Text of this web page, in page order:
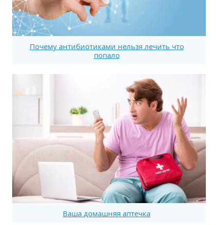
Почему антибиотиками нельзя лечить что
попало
Ваша домашняя аптечка